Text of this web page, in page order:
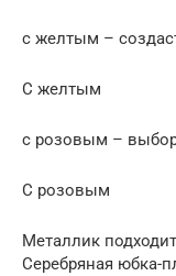
с желтым –
С желтым
с розовым –
С розовым
Металлик
Серебряная юбка-